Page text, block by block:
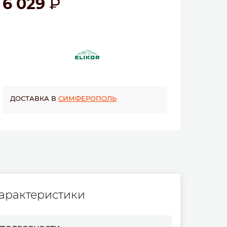
ДОСТАВКА В СИМФЕРОПОЛЬ